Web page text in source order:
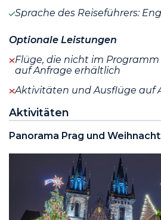
Sprache des Reiseführers:
Optionale Leistungen
Flüge, die nicht im
auf Anfrage erhältlich
Aktivitäten und Ausflüge auf
Aktivitäten
Panorama Prag und